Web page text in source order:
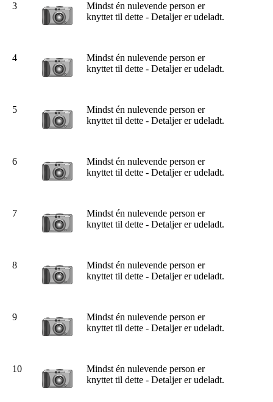
3
Mindst én nulevende person er
knyttet til dette - Detaljer er udeladt.
4
Mindst én nulevende person er
knyttet til dette - Detaljer er udeladt.
5
Mindst én nulevende person er
knyttet til dette - Detaljer er udeladt.
6
Mindst én nulevende person er
knyttet til dette - Detaljer er udeladt.
7
Mindst én nulevende person er
knyttet til dette - Detaljer er udeladt.
8
Mindst én nulevende person er
knyttet til dette - Detaljer er udeladt.
9
Mindst én nulevende person er
knyttet til dette - Detaljer er udeladt.
10
Mindst én nulevende person er
knyttet til dette - Detaljer er udeladt.